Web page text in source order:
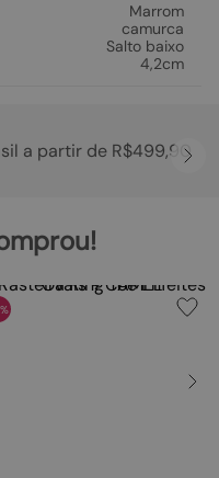
Marrom
camurca
Salto baixo
4,2cm
a partir de R$499,90